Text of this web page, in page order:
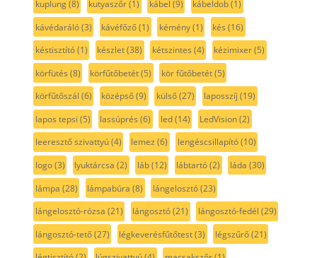
kuplung(8) kutyaszőr(1) kábel (9) kábeldob(1)
kávédaráló(3) kávéfőző(1) kémény(1) kés (16)
késtisztító(1) készlet(38) kétszintes (4) kézimixer(5)
körfütés (8) körfűtőbetét(5) kör fűtőbetét(5)
körfűtőszál (6) középső(9) külső(27) laposszíj (19)
lapos tepsi (5) lassúprés (6) led(14) LedVision(2)
leeresztő szivattyú(4) lemez (6) lengéscsillapító(10)
logo(3) lyuktárcsa (2) láb(12) lábtartó(2) láda (30)
lámpa (28) lámpabúra (8) lángelosztó(23)
lángelosztó-rózsa (21) lángosztó(21) lángosztó-fedél (29)
lángosztó-tető(27) légkeverésfűtőtest(3) légszűrő(21)